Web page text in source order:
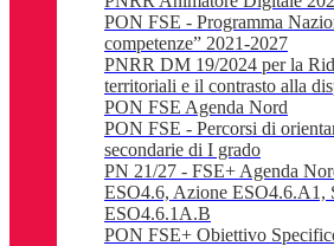
PON FSE - Programma
competenze” 2021-2027
PNRR DM 19/2024 per la
territoriali e il contrasto alla
PON FSE Agenda Nord
PON FSE - Percorsi di
secondarie di I grado
PN 21/27 - FSE+ Agenda
ESO4.6, Azione ESO4.6.A1,
ESO4.6.1A.B
PON FSE+ Obiettivo